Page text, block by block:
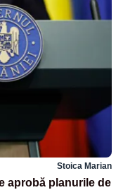
Stoica Marian
aprobă planurile de